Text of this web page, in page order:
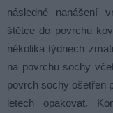
následné nanášení
štětce do povrchu
několika týdnech
na povrchu sochy
povrch sochy ošetřen
letech opakovat.